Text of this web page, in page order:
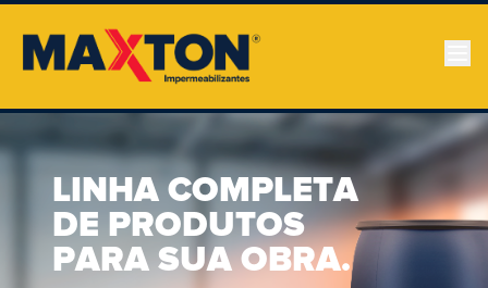
LINHA COMPLETA
DE PRODUTOS
PARA SUA OBRA.